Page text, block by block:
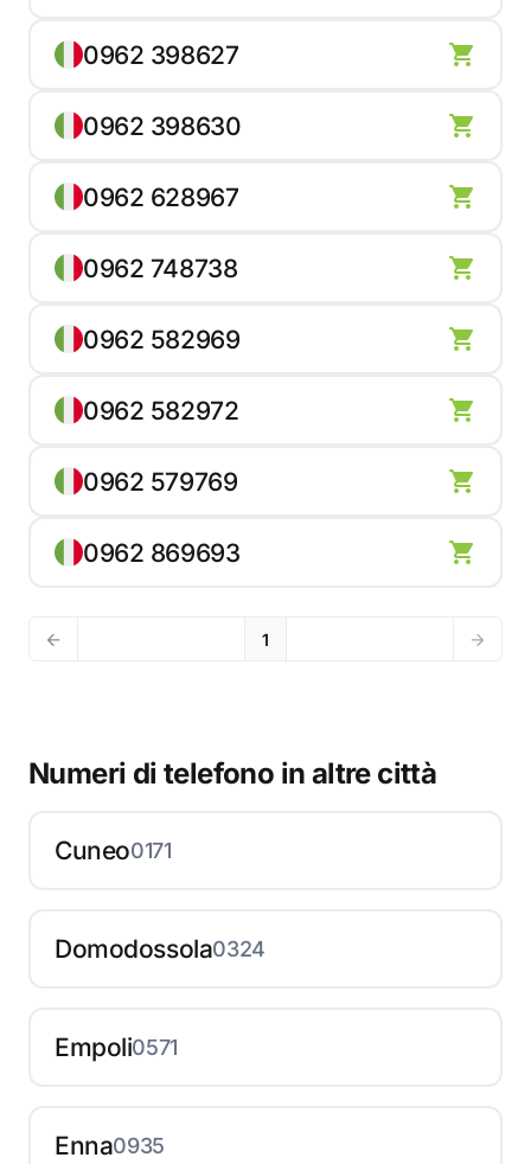
0962 398627
0962 398630
0962 628967
0962 748738
0962 582969
0962 582972
0962 579769
0962 869693
1
Numeri di telefono in altre città
Cuneo0171
Domodossola0324
Empoli0571
Enna0935